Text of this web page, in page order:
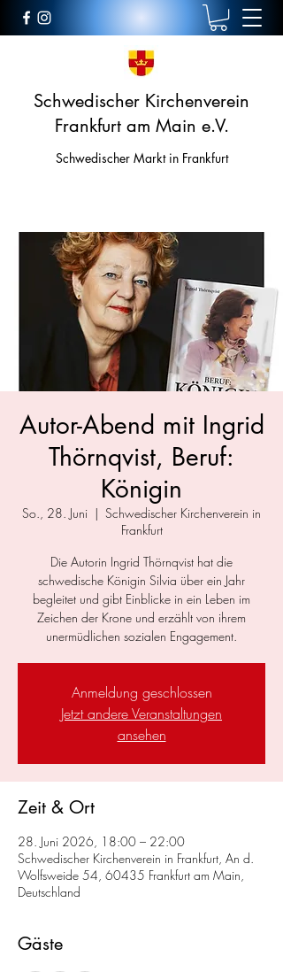
Schwedischer Kirchenverein
Frankfurt am Main e.V.
Schwedischer Markt in Frankfurt
Autor-Abend mit Ingrid
Thörnqvist, Beruf:
Königin
So., 28. Juni
  |
Schwedischer Kirchenverein in
Frankfurt
Die Autorin Ingrid Thörnqvist hat die
schwedische Königin Silvia über ein Jahr
begleitet und gibt Einblicke in ein Leben im
Zeichen der Krone und erzählt von ihrem
unermüdlichen sozialen Engagement.
Anmeldung geschlossen
Jetzt andere Veranstaltungen
ansehen
Zeit & Ort
28. Juni 2026, 18:00 – 22:00
Schwedischer Kirchenverein in Frankfurt, An d.
Wolfsweide 54, 60435 Frankfurt am Main,
Deutschland
Gäste